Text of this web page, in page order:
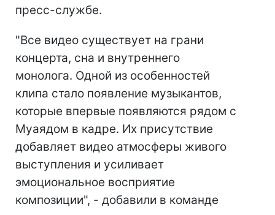
пресс-службе.
"Все видео существует на грани
концерта, сна и внутреннего
монолога. Одной из особенностей
клипа стало появление музыкантов,
которые впервые появляются рядом с
Муаядом в кадре. Их присутствие
добавляет видео атмосферы живого
выступления и усиливает
эмоциональное восприятие
композиции", - добавили в команде